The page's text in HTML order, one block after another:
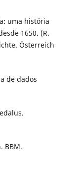
uma história
1650. (R.
Österreich
de dados
BBM.